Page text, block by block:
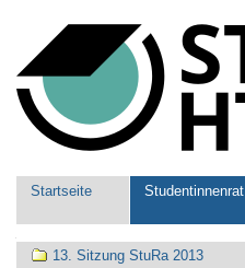
Werkzeuge
Sektionen
Startseite Studentinnenrat
Navigation
13. Sitzung StuRa 2013